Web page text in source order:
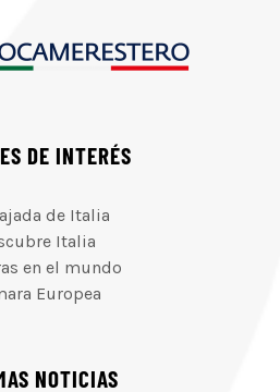
DE INTERÉS
de Italia
Italia
en el mundo
Europea
NOTICIAS